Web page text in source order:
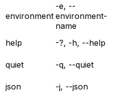
environment
-e, --
environment-
name
help -?, -h, --help
quiet
-q, --quiet
json
-j, --json